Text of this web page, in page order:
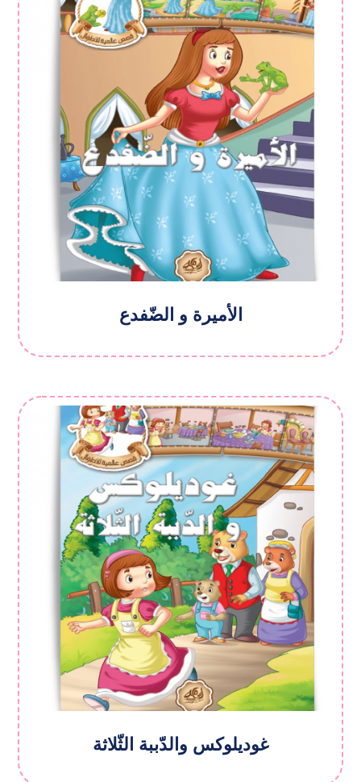
الأمیرة و الضّفدع
غودیلوکس والدّببة الثّلاثة